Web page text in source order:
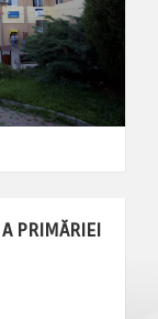
PRIMĂRIEI